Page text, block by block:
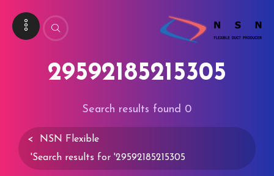
29592185215305
0
NSN Flexible
>
Search results for '29592185215305'